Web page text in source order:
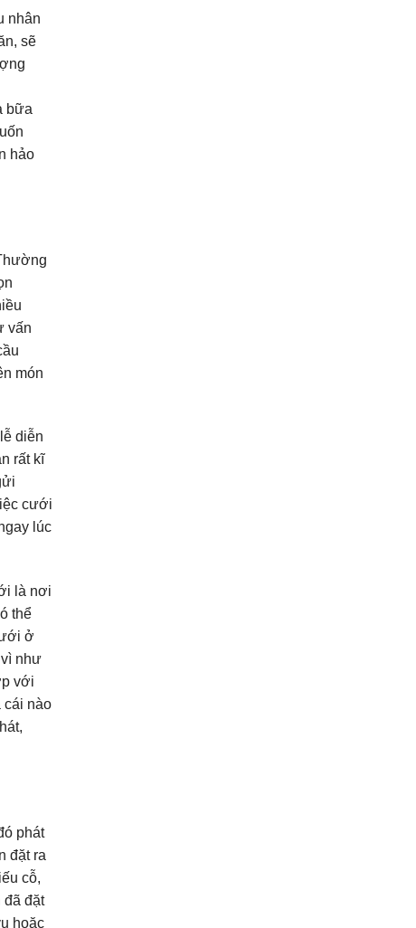
nhân
sẽ
bữa
hảo
vấn
món
diễn
rất kĩ
cưới
lúc
là nơi
thể
ở
như
với
cái nào
phát
đặt ra
cỗ,
đã đặt
hoặc